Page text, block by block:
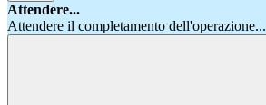
Attendere...
Attendere il completamento dell'operazione...